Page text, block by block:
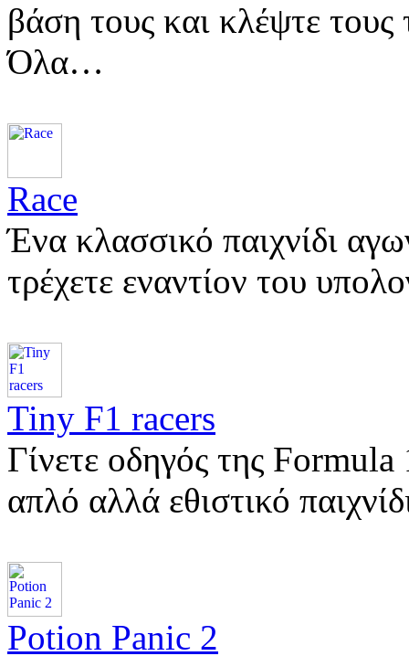
βάση τους και κλέψτε τους
Όλα…
Race
Ένα κλασσικό παιχνίδι
τρέχετε εναντίον του
Tiny F1 racers
Γίνετε οδηγός της
απλό αλλά εθιστικό
Potion Panic 2